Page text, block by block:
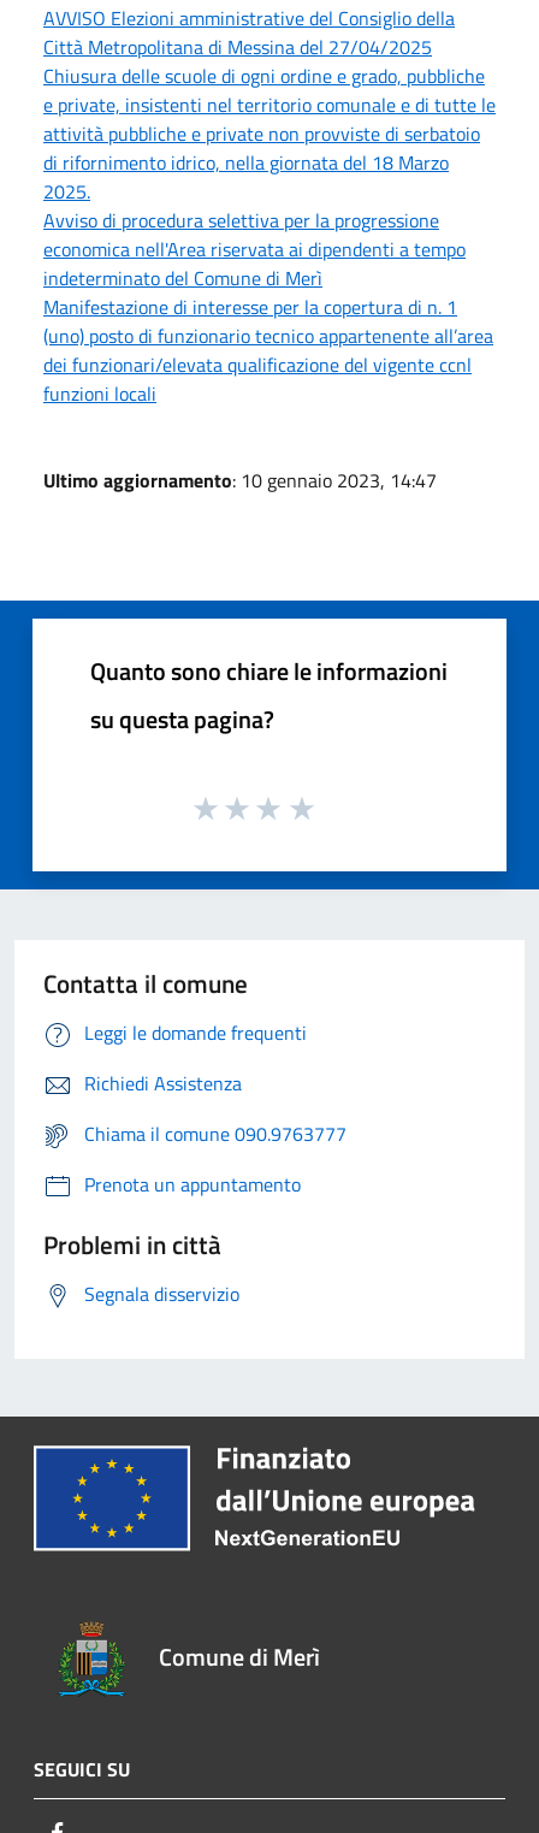
AVVISO Elezioni amministrative del Consiglio della
Città Metropolitana di Messina del 27/04/2025
Chiusura delle scuole di ogni ordine e grado, pubbliche
e private, insistenti nel territorio comunale e di tutte le
attività pubbliche e private non provviste di serbatoio
di rifornimento idrico, nella giornata del 18 Marzo
2025.
Avviso di procedura selettiva per la progressione
economica nell'Area riservata ai dipendenti a tempo
indeterminato del Comune di Merì
Manifestazione di interesse per la copertura di n. 1
(uno) posto di funzionario tecnico appartenente all’area
dei funzionari/elevata qualificazione del vigente ccnl
funzioni locali
Ultimo aggiornamento: 10 gennaio 2023, 14:47
Quanto sono chiare le informazioni
su questa pagina?
Contatta il comune
Leggi le domande frequenti
Richiedi Assistenza
Chiama il comune 090.9763777
Prenota un appuntamento
Problemi in città
Segnala disservizio
Comune di Merì
SEGUICI SU